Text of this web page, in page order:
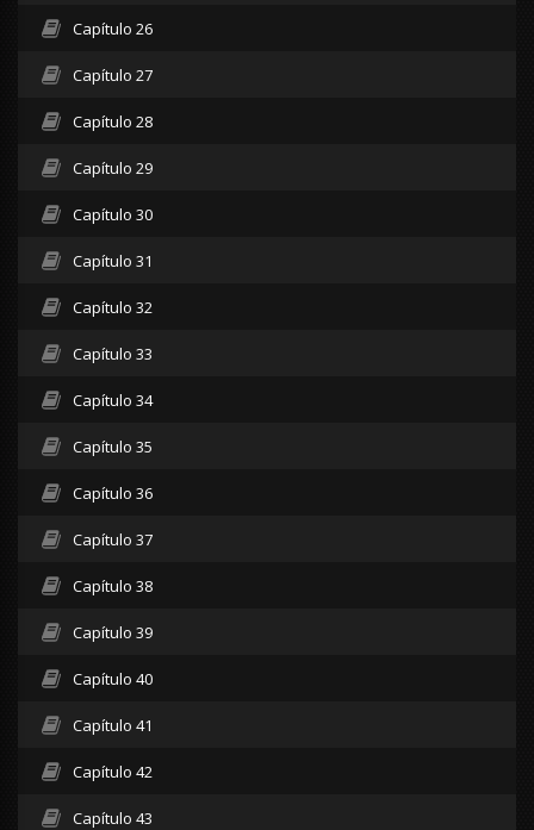
Capítulo 26
Capítulo 27
Capítulo 28
Capítulo 29
Capítulo 30
Capítulo 31
Capítulo 32
Capítulo 33
Capítulo 34
Capítulo 35
Capítulo 36
Capítulo 37
Capítulo 38
Capítulo 39
Capítulo 40
Capítulo 41
Capítulo 42
Capítulo 43